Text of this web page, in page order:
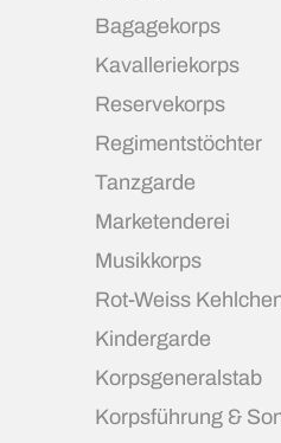
Bagagekorps
Kavalleriekorps
Reservekorps
Regimentstöchter
Tanzgarde
Marketenderei
Musikkorps
Rot-Weiss
Kindergarde
Korpsgeneralstab
Korpsführung &